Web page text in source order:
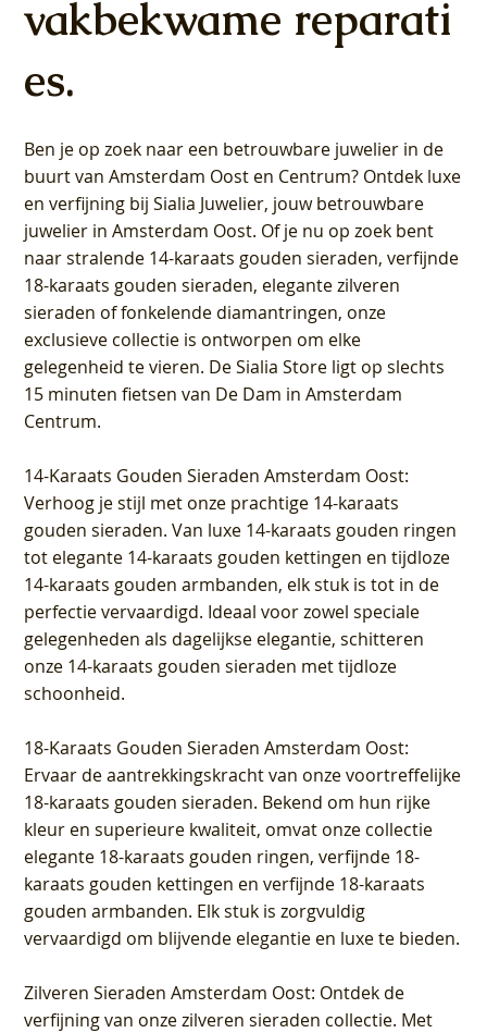
vakbekwame reparati
es.
Ben je op zoek naar een betrouwbare juwelier in de
buurt van Amsterdam Oost en Centrum? Ontdek luxe
en verfijning bij Sialia Juwelier, jouw betrouwbare
juwelier in Amsterdam Oost. Of je nu op zoek bent
naar stralende 14-karaats gouden sieraden, verfijnde
18-karaats gouden sieraden, elegante zilveren
sieraden of fonkelende diamantringen, onze
exclusieve collectie is ontworpen om elke
gelegenheid te vieren. De Sialia Store ligt op slechts
15 minuten fietsen van De Dam in Amsterdam
Centrum.
14-Karaats Gouden Sieraden Amsterdam Oost:
Verhoog je stijl met onze prachtige 14-karaats
gouden sieraden. Van luxe 14-karaats gouden ringen
tot elegante 14-karaats gouden kettingen en tijdloze
14-karaats gouden armbanden, elk stuk is tot in de
perfectie vervaardigd. Ideaal voor zowel speciale
gelegenheden als dagelijkse elegantie, schitteren
onze 14-karaats gouden sieraden met tijdloze
schoonheid.
18-Karaats Gouden Sieraden Amsterdam Oost:
Ervaar de aantrekkingskracht van onze voortreffelijke
18-karaats gouden sieraden. Bekend om hun rijke
kleur en superieure kwaliteit, omvat onze collectie
elegante 18-karaats gouden ringen, verfijnde 18-
karaats gouden kettingen en verfijnde 18-karaats
gouden armbanden. Elk stuk is zorgvuldig
vervaardigd om blijvende elegantie en luxe te bieden.
Zilveren Sieraden Amsterdam Oost: Ontdek de
verfijning van onze zilveren sieraden collectie. Met